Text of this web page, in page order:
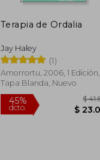
dcto.
Terapia de Ordalia
Jay Haley
(1)
Amorrortu, 2006, 1 Edición,
Tapa Blanda, Nuevo